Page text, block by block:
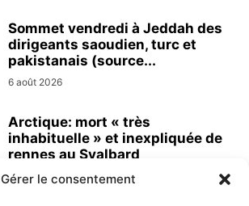
Gérer le consentement
Sommet vendredi à Jeddah des
dirigeants saoudien, turc et
pakistanais (source...
6 août 2026
Arctique: mort « très
inhabituelle » et inexpliquée de
rennes au Svalbard
6 août 2026